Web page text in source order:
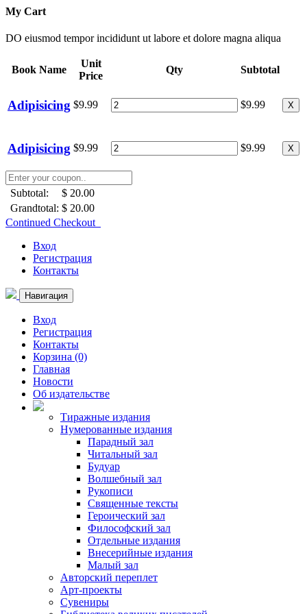
My Cart
DO eiusmod tempor incididunt ut labore et dolore magna aliqua
Book Name
Unit
Price
Qty Subtotal
Adipisicing $9.99 $9.99 X
Adipisicing $9.99 $9.99 X
Subtotal:
$ 20.00
Grandtotal: $ 20.00
Continued Checkout
Вход
Регистрация
Контакты
Навигация
Вход
Регистрация
Контакты
Корзина (0)
Главная
Новости
Об издательстве
Тиражные издания
Нумерованные издания
Парадный зал
Читальный зал
Будуар
Волшебный зал
Рукописи
Священные тексты
Героический зал
Философский зал
Отдельные издания
Внесерийные издания
Малый зал
Авторский переплет
Арт-проекты
Сувениры